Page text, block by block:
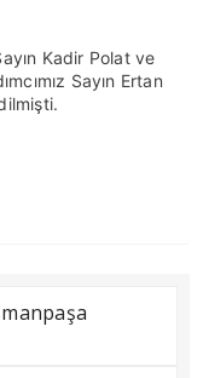
Kadir Polat ve
Sayın Ertan